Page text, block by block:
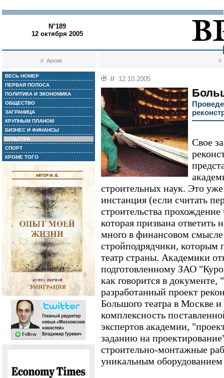
N°189
12 октября 2005
//Архив //
ВЕСЬ НОМЕР
ПЕРВАЯ ПОЛОСА
ПОЛИТИКА И ЭКОНОМИКА
ОБЩЕСТВО
ЗАГРАНИЦА
КРУПНЫМ ПЛАНОМ
БИЗНЕС И ФИНАНСЫ
КУЛЬТУРА
СПОРТ
КРОМЕ ТОГО
// 12.10.2005
Свое
строительных наук. Это
инстанция (если считать
строительства прохождение
которая призвана
много в финансовом
стройподрядчики, которым
театр страны. Академики
подготовленному ЗАО
как говорится в документе,
разработанный проект
Большого театра в Москве
комплексность
экспертов академии,
заданию на
строительно-монтажные
уникальным